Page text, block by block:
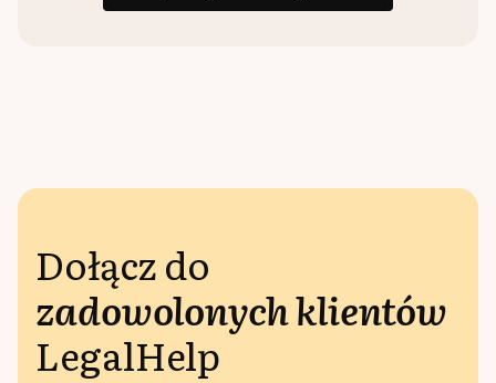
Dołącz do
zadowolonych klientów
LegalHelp